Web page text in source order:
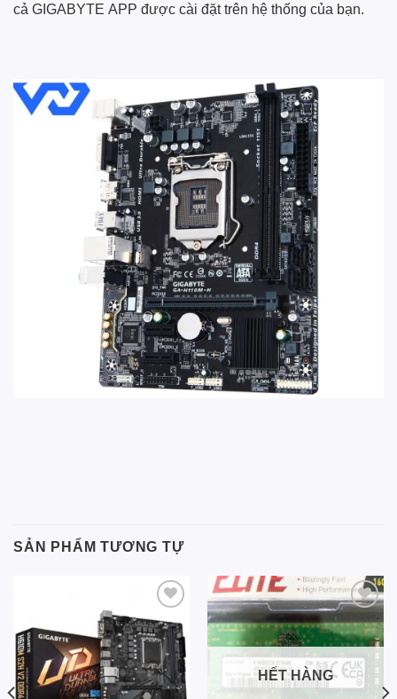
cả GIGABYTE APP được cài đặt trên hệ thống của bạn.
SẢN PHẨM TƯƠNG TỰ
Add to
wishlist
Add to
wishlist
HẾT HÀNG